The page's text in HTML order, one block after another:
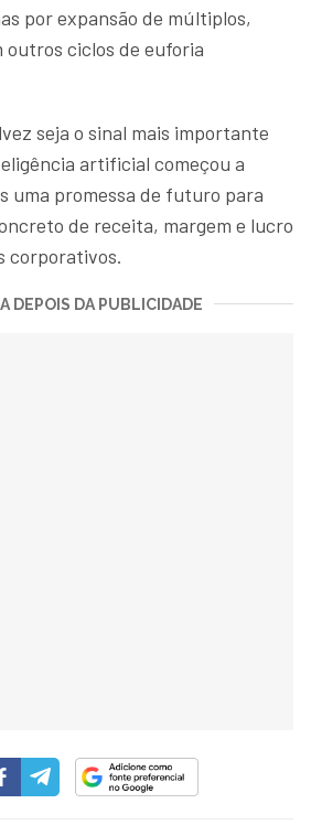
por expansão de múltiplos,
outros ciclos de euforia
seja o sinal mais importante
artificial começou a
uma promessa de futuro para
de receita, margem e lucro
corporativos.
DEPOIS DA PUBLICIDADE